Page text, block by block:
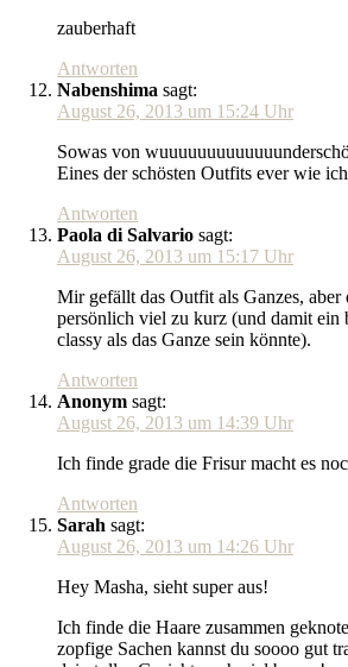
zauberhaft
Antworten
Nabenshima sagt:
August 26, 2013 um 15:24 Uhr
Sowas von
Eines der schösten Outfits ever wie
Antworten
Paola di Salvario sagt:
August 26, 2013 um 15:17 Uhr
Mir gefällt das Outfit als Ganzes,
persönlich viel zu kurz (und damit ein
classy als das Ganze sein könnte).
Antworten
Anonym sagt:
August 26, 2013 um 14:39 Uhr
Ich finde grade die Frisur macht es
Antworten
Sarah sagt:
August 26, 2013 um 14:26 Uhr
Hey Masha, sieht super aus!
Ich finde die Haare zusammen
zopfige Sachen kannst du soooo gut